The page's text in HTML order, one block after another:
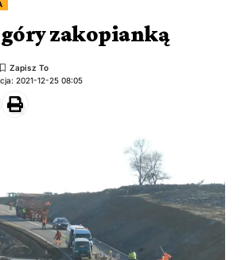
zakopianką
2021-12-25 08:05